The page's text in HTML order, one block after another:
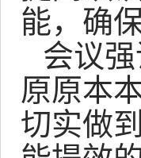
能，确
会议
原原本
切实做